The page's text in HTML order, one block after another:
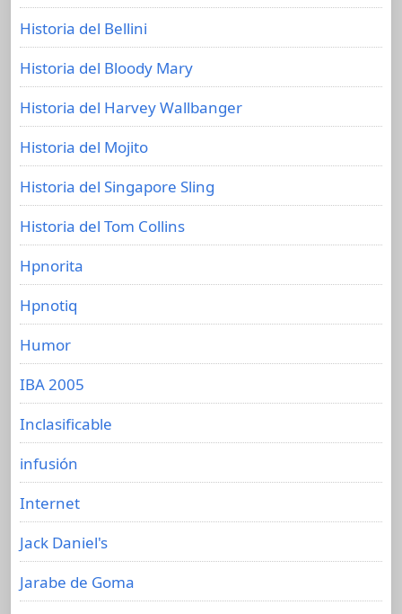
Historia del Bellini
Historia del Bloody Mary
Historia del Harvey Wallbanger
Historia del Mojito
Historia del Singapore Sling
Historia del Tom Collins
Hpnorita
Hpnotiq
Humor
IBA 2005
Inclasificable
infusión
Internet
Jack Daniel's
Jarabe de Goma